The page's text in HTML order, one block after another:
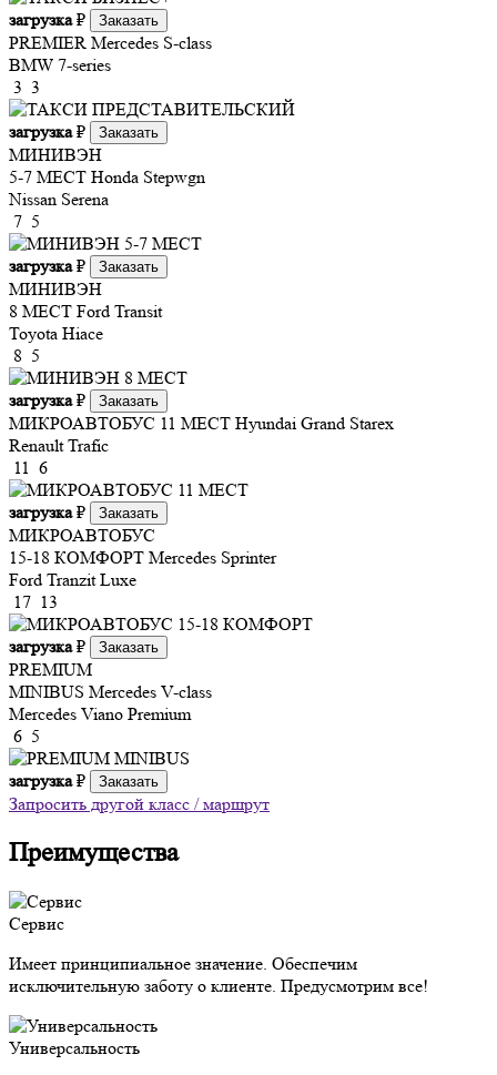
загрузка₽ Заказать
PREMIER Mercedes S-class
BMW 7-series
3 3
загрузка₽ Заказать
МИНИВЭН
5-7 МЕСТ Honda Stepwgn
Nissan Serena
7 5
загрузка₽ Заказать
МИНИВЭН
8 МЕСТ Ford Transit
Toyota Hiace
8 5
загрузка₽ Заказать
МИКРОАВТОБУС 11 МЕСТ Hyundai Grand Starex
Renault Trafic
11 6
загрузка₽ Заказать
МИКРОАВТОБУС
15-18 КОМФОРТ Mercedes Sprinter
Ford Tranzit Luxe
17 13
загрузка₽ Заказать
PREMIUM
MINIBUS Mercedes V-class
Mercedes Viano Premium
6 5
загрузка₽ Заказать
Запросить другой класс / маршрут
Преимущества
Сервис
Имеет принципиальное значение. Обеспечим
исключительную заботу о клиенте. Предусмотрим все!
Универсальность